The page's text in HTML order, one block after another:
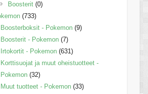
Boosterit (0)
(733)
Boosterboksit - Pokemon (9)
Boosterit - Pokemon (7)
Irtokortit - Pokemon (631)
Korttisuojat ja muut oheistuotteet -
Pokemon (32)
Muut tuotteet - Pokemon (33)